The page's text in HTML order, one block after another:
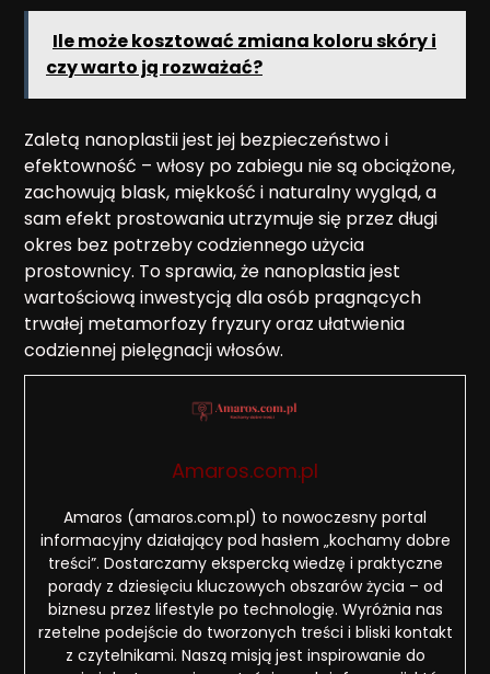
Ile może kosztować zmiana koloru skóry i
czy warto ją rozważać?
Zaletą nanoplastii jest jej bezpieczeństwo i
efektowność – włosy po zabiegu nie są obciążone,
zachowują blask, miękkość i naturalny wygląd, a
sam efekt prostowania utrzymuje się przez długi
okres bez potrzeby codziennego użycia
prostownicy. To sprawia, że nanoplastia jest
wartościową inwestycją dla osób pragnących
trwałej metamorfozy fryzury oraz ułatwienia
codziennej pielęgnacji włosów.
Amaros.com.pl
Amaros (amaros.com.pl) to nowoczesny portal
informacyjny działający pod hasłem „kochamy dobre
treści”. Dostarczamy ekspercką wiedzę i praktyczne
porady z dziesięciu kluczowych obszarów życia – od
biznesu przez lifestyle po technologię. Wyróżnia nas
rzetelne podejście do tworzonych treści i bliski kontakt
z czytelnikami. Naszą misją jest inspirowanie do